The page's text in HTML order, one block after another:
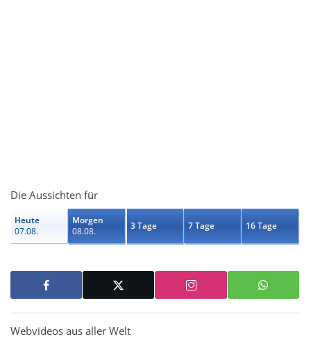
Die Aussichten für
Heute
07.08.
Morgen
08.08.
3 Tage 7 Tage 16 Tage
Webvideos aus aller Welt